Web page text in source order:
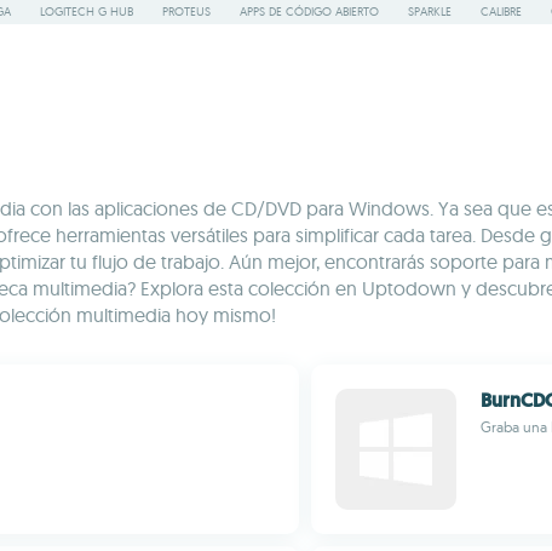
LOGITECH G HUB PROTEUS APPS DE CÓDIGO ABIERTO SPARKLE CALIBRE
con las aplicaciones de CD/DVD para Windows. Ya sea que
herramientas versátiles para simplificar cada tarea. Desde
tu flujo de trabajo. Aún mejor, encontrarás soporte
multimedia? Explora esta colección en Uptodown y
multimedia hoy mismo!
Graba una